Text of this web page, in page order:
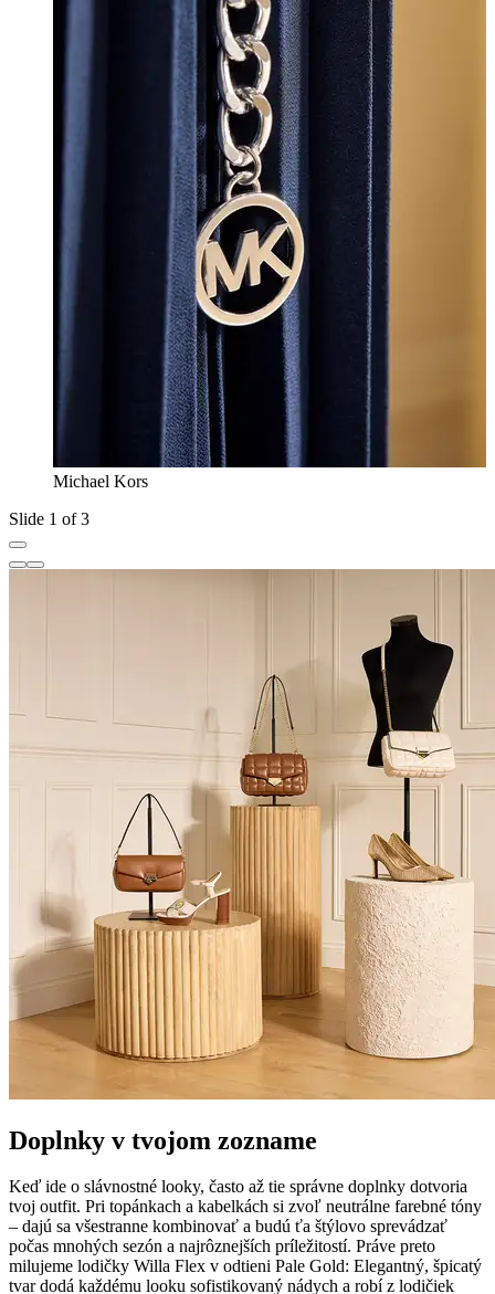
Michael Kors
Slide 1 of 3
Doplnky v tvojom zozname
Keď ide o slávnostné looky, často až tie správne doplnky dotvoria
tvoj outfit. Pri topánkach a kabelkách si zvoľ neutrálne farebné tóny
– dajú sa všestranne kombinovať a budú ťa štýlovo sprevádzať
počas mnohých sezón a najrôznejších príležitostí. Práve preto
milujeme lodičky Willa Flex v odtieni Pale Gold: Elegantný, špicatý
tvar dodá každému looku sofistikovaný nádych a robí z lodičiek